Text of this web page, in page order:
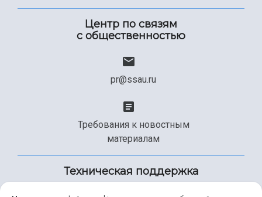
Центр по связям
с общественностью
pr@ssau.ru
Требования к новостным
материалам
Техническая поддержка